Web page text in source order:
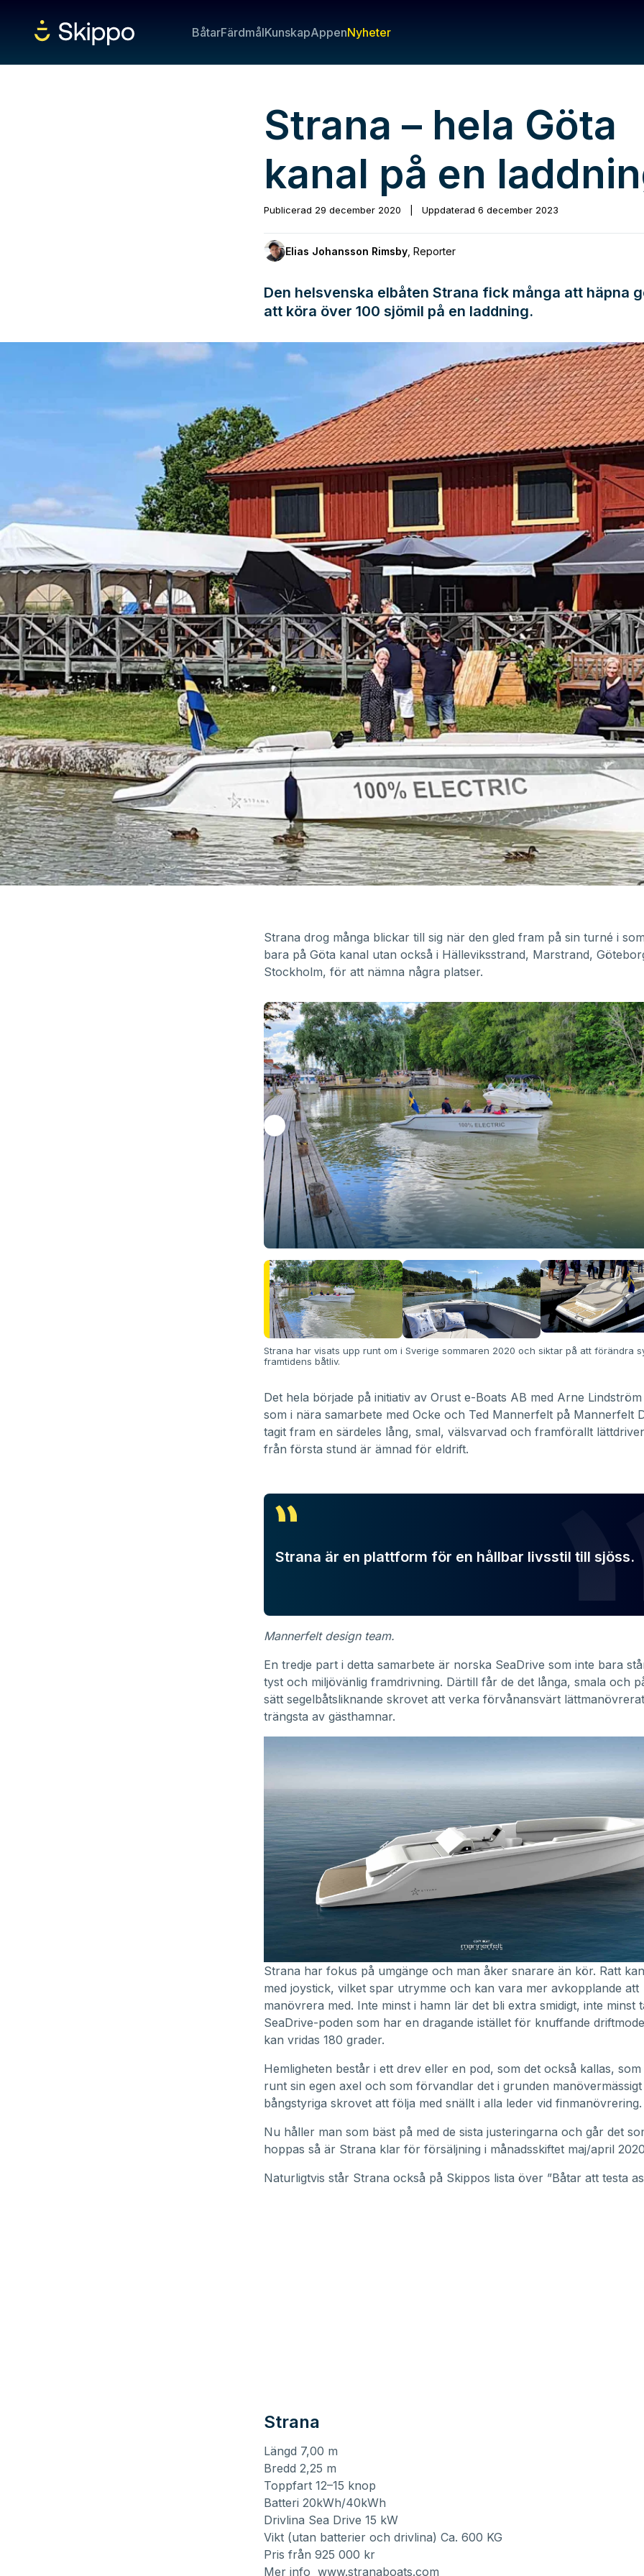
BåtarFärdmålKunskapAppenNyheter
Strana – hela Göta
kanal på en
Publicerad 29 december 2020 Uppdaterad 6 december 2023
Elias Johansson Rimsby Reporter
Den helsvenska elbåten Strana fick många att häpna
att köra över 100 sjömil på en laddning.
Strana drog många blickar till sig när den gled fram på sin turné i
bara på Göta kanal utan också i Hälleviksstrand, Marstrand,
Stockholm, för att nämna några platser.
Strana har visats upp runt om i Sverige sommaren 2020 och siktar på att förändra
framtidens båtliv.
Det hela började på initiativ av Orust e-Boats AB med Arne
som i nära samarbete med Ocke och Ted Mannerfelt på Mannerfelt
tagit fram en särdeles lång, smal, välsvarvad och framförallt
från första stund är ämnad för eldrift.
Strana är en plattform för en hållbar livsstil till sjöss.
Mannerfelt design team.
En tredje part i detta samarbete är norska SeaDrive som inte bara
tyst och miljövänlig framdrivning. Därtill får de det långa, smala och
sätt segelbåtsliknande skrovet att verka förvånansvärt
trängsta av gästhamnar.
Strana har fokus på umgänge och man åker snarare än kör. Ratt
med joystick, vilket spar utrymme och kan vara mer avkopplande att
manövrera med. Inte minst i hamn lär det bli extra smidigt, inte minst
SeaDrive-poden som har en dragande istället för knuffande
kan vridas 180 grader.
Hemligheten består i ett drev eller en pod, som det också kallas,
runt sin egen axel och som förvandlar det i grunden manövermässigt
bångstyriga skrovet att följa med snällt i alla leder vid finmanövrering.
Nu håller man som bäst på med de sista justeringarna och går det
hoppas så är Strana klar för försäljning i månadsskiftet maj/april
Naturligtvis står Strana också på Skippos lista över ”Båtar att testa
Strana
Längd 7,00 m
Bredd 2,25 m
Toppfart 12–15 knop
Batteri 20kWh/40kWh
Drivlina Sea Drive 15 kW
Vikt (utan batterier och drivlina) Ca. 600 KG
Pris från 925 000 kr
Mer info www.stranaboats.com